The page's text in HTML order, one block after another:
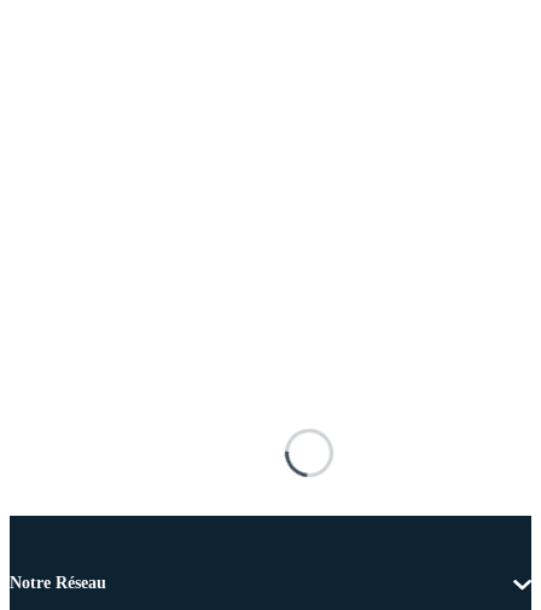
Notre Réseau